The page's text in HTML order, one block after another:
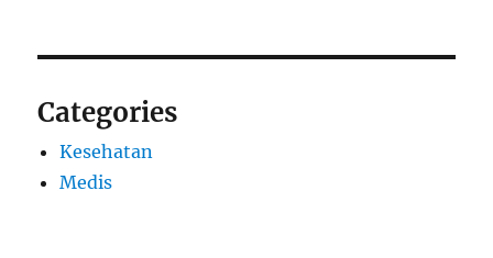
Categories
Kesehatan
Medis